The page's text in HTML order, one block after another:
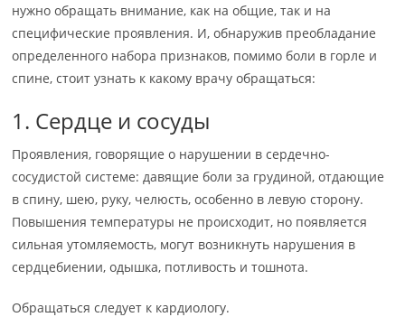
нужно обращать внимание, как на общие, так и на
специфические проявления. И, обнаружив преобладание
определенного набора признаков, помимо боли в горле и
спине, стоит узнать к какому врачу обращаться:
1. Сердце и сосуды
Проявления, говорящие о нарушении в сердечно-
сосудистой системе: давящие боли за грудиной, отдающие
в спину, шею, руку, челюсть, особенно в левую сторону.
Повышения температуры не происходит, но появляется
сильная утомляемость, могут возникнуть нарушения в
сердцебиении, одышка, потливость и тошнота.
Обращаться следует к кардиологу.